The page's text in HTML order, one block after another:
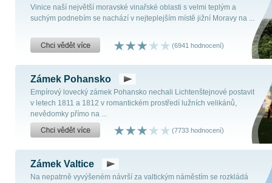
Vinice naší největší moravské vinařské oblasti s velmi teplým a
suchým podnebím se nachází v nejteplejším místě jižní Moravy na ...
(6941 hodnocení)
Zámek Pohansko
Empírový lovecký zámek Pohansko nechali Lichtenštejnové postavit
v letech 1811 a 1812 v romantickém prostředí lužních velikánů,
nevědomky přímo na ...
(7733 hodnocení)
Zámek Valtice
Na nepatrně vyvýšeném návrší za valtickým náměstím se rozkládá